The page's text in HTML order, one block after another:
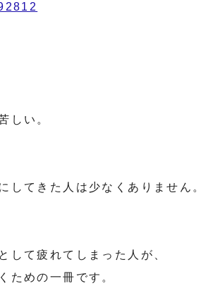
しい。
してきた人は少なくありません。
して疲れてしまった人が、
ための一冊です。